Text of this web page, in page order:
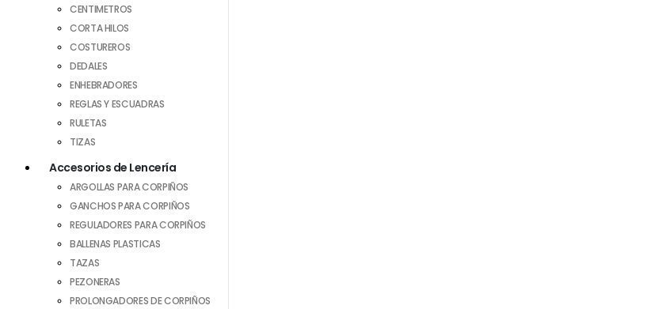
CENTIMETROS
CORTA HILOS
COSTUREROS
DEDALES
ENHEBRADORES
REGLAS Y ESCUADRAS
RULETAS
TIZAS
Accesorios de Lencería
ARGOLLAS PARA CORPIÑOS
GANCHOS PARA CORPIÑOS
REGULADORES PARA CORPIÑOS
BALLENAS PLASTICAS
TAZAS
PEZONERAS
PROLONGADORES DE CORPIÑOS